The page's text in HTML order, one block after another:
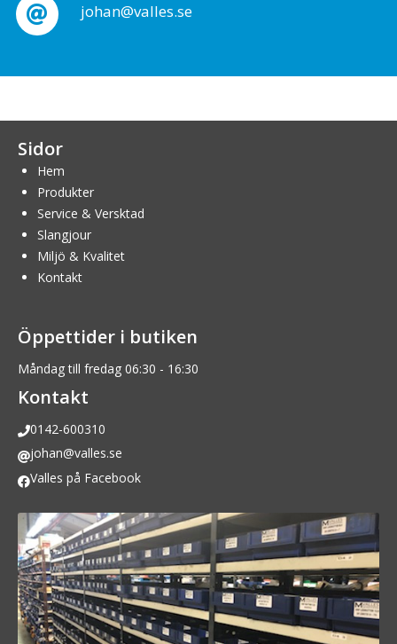
johan@valles.se
Sidor
Hem
Produkter
Service & Versktad
Slangjour
Miljö & Kvalitet
Kontakt
Öppettider i butiken
Måndag till fredag 06:30 - 16:30
Kontakt
0142-600310
johan@valles.se
Valles på Facebook